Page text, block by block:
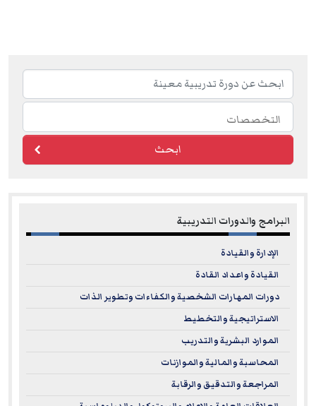
ابحث
البرامج والدورات التدريبية
الإدارة والقيادة
القيادة واعداد القادة
دورات المهارات الشخصية والكفاءات وتطوير الذات
الاستراتيجية والتخطيط
الموارد البشرية والتدريب
المحاسبة والمالية والموازنات
المراجعة والتدقيق والرقابة